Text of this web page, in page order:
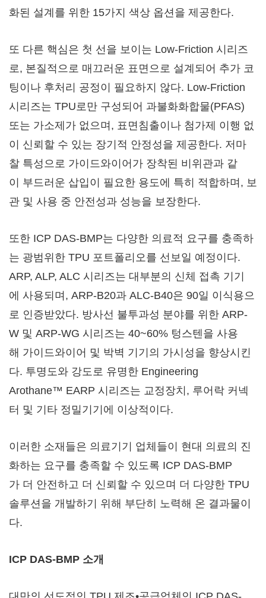
화된 설계를 위한 15가지 색상 옵션을 제공한다.
또 다른 핵심은 첫 선을 보이는 Low-Friction 시리즈
로, 본질적으로 매끄러운 표면으로 설계되어 추가 코
팅이나 후처리 공정이 필요하지 않다. Low-Friction
시리즈는 TPU로만 구성되어 과불화화합물(PFAS)
또는 가소제가 없으며, 표면침출이나 첨가제 이행 없
이 신뢰할 수 있는 장기적 안정성을 제공한다. 저마
찰 특성으로 가이드와이어가 장착된 비위관과 같
이 부드러운 삽입이 필요한 용도에 특히 적합하며, 보
관 및 사용 중 안전성과 성능을 보장한다.
또한 ICP DAS-BMP는 다양한 의료적 요구를 충족하
는 광범위한 TPU 포트폴리오를 선보일 예정이다.
ARP, ALP, ALC 시리즈는 대부분의 신체 접촉 기기
에 사용되며, ARP-B20과 ALC-B40은 90일 이식용으
로 인증받았다. 방사선 불투과성 분야를 위한 ARP-
W 및 ARP-WG 시리즈는 40~60% 텅스텐을 사용
해 가이드와이어 및 박벽 기기의 가시성을 향상시킨
다. 투명도와 강도로 유명한 Engineering
Arothane™ EARP 시리즈는 교정장치, 루어락 커넥
터 및 기타 정밀기기에 이상적이다.
이러한 소재들은 의료기기 업체들이 현대 의료의 진
화하는 요구를 충족할 수 있도록 ICP DAS-BMP
가 더 안전하고 더 신뢰할 수 있으며 더 다양한 TPU
솔루션을 개발하기 위해 부단히 노력해 온 결과물이
다.
ICP DAS-BMP 소개